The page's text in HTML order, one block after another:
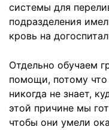
системы для
подразделения
кровь на
Отдельно обучаем
помощи, потому что
никогда не знает,
этой причине мы
чтобы они умели